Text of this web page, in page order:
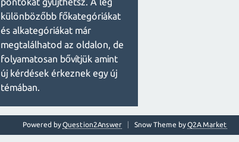
különbözőbb főkategóriákat
és alkategóriákat már
megtalálhatod az oldalon, de
folyamatosan bővítjük amint
új kérdések érkeznek egy új
témában.
Snow Theme byQ2A Market
Powered byQuestion2Answer